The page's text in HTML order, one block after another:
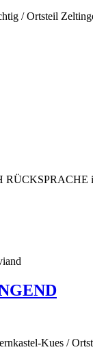
/ Ortsteil
Kues /